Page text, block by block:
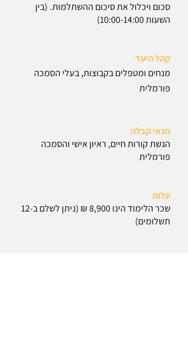
סכום ויכלול את סיכום ההשתלמות. (בין
השעות 10:00-14:00)
קהל היעד
מנחים ומטפלים בקבוצות, בעלי הסמכה
פורמלית
תנאי קבלה
הגשת קורות חיים, ראיון אישי והסמכה
פורמלית
עלות
שכר הלימוד הינו 8,900 ₪ (ניתן לשלם ב-12
תשלומים)